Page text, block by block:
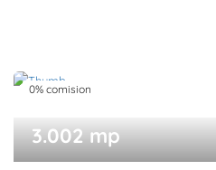
0% comision
3.002 mp